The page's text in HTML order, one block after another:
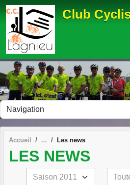
Club
Accueil Les news
LES NEWS
Panneau de gestion des cookies